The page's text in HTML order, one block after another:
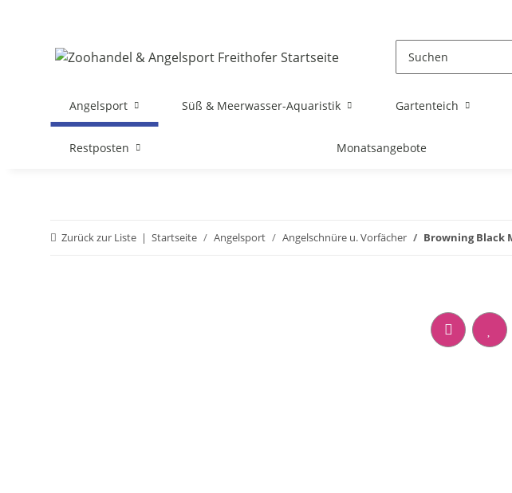
Angelsport Süß & Meerwasser-Aquaristik Gartenteich
Restposten Monatsangebote
Zurück zur Liste Startseite Angelsport Angelschnüre u. Vorfächer Browning Black